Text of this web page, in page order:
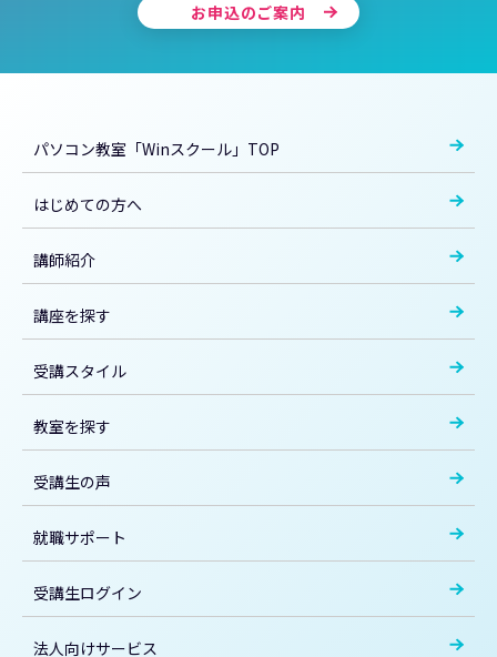
お申込のご案内
パソコン教室「Winスクール」TOP
はじめての方へ
講師紹介
講座を探す
受講スタイル
教室を探す
受講生の声
就職サポート
受講生ログイン
法人向けサービス